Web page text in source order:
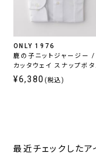
ONLY 1976
鹿の子ニットジャージー /
カッタウェイ スナップボタ
ン ホワイト 無地 定番
¥6,380 (税込)
最近チェックしたア